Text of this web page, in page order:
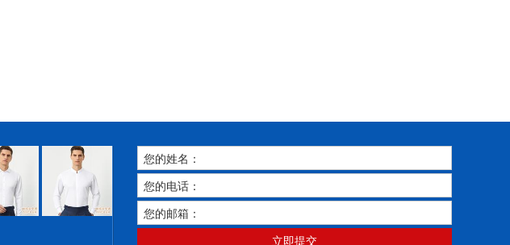
您的姓名：
您的电话：
您的邮箱：
立即提交